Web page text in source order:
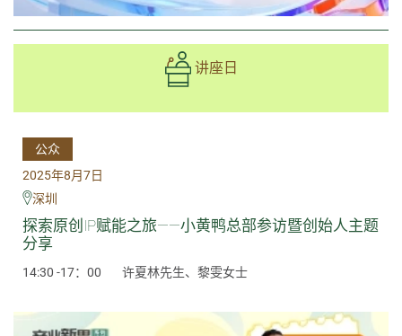
讲座日
公众
2025年8月7日
深圳
探索原创IP赋能之旅——小黄鸭总部参访暨创始人主题
分享
14:30 -17：00 许夏林先生、黎雯女士